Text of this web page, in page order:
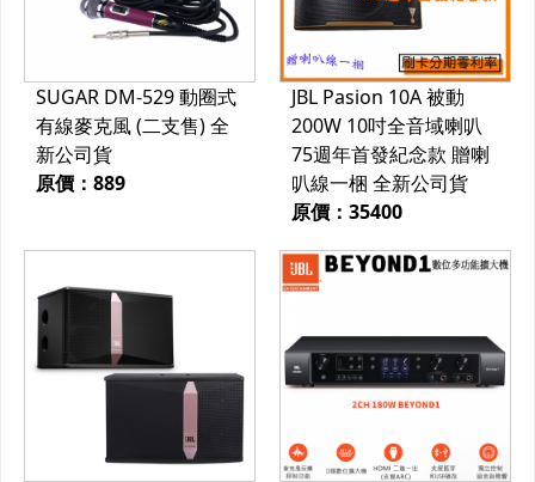
SUGAR DM-529 動圈式
有線麥克風 (二支售) 全
新公司貨
原價：889
JBL Pasion 10A 被動
200W 10吋全音域喇叭
75週年首發紀念款 贈喇
叭線一梱 全新公司貨
原價：35400